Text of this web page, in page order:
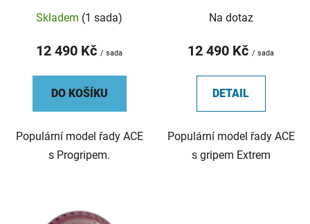
Skladem (1 sada)
12 490 Kč / sada
DO KOŠÍKU
Populární model řady ACE
s Progripem.
Na dotaz
12 490 Kč / sada
DETAIL
Populární model řady ACE
s gripem Extrem